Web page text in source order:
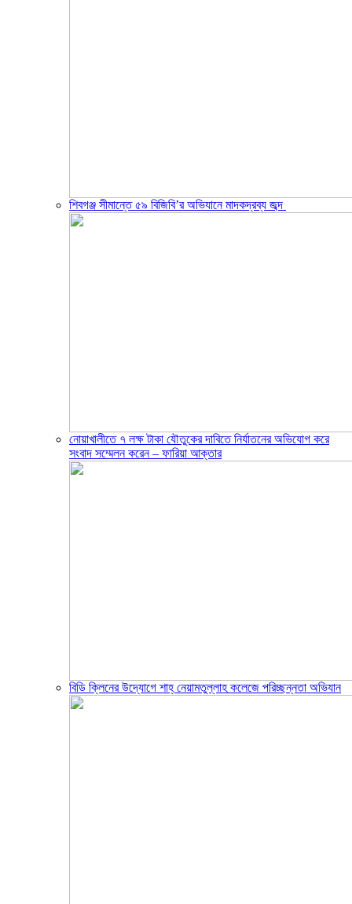
শিবগঞ্জ সীমান্তে ৫৯ বিজিবি’র অভিযানে মাদকদ্রব্য জব্দ ​
নোয়াখালীতে ৭ লক্ষ টাকা যৌতুকের দাবিতে নির্যাতনের অভিযোগ করে
সংবাদ সম্মেলন করেন – ফারিয়া আক্তার
বিডি ক্লিনের উদ্যোগে শাহ্ নেয়ামতুল্লাহ কলেজে পরিচ্ছন্নতা অভিযান